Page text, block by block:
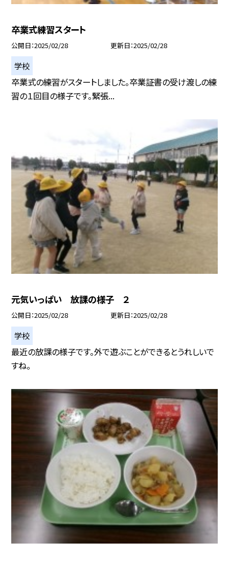
卒業式練習スタート
公開日 2025/02/28 更新日 2025/02/28
学校
卒業式の練習がスタートしました。卒業証書の受け渡しの練
習の１回目の様子です。緊張...
元気いっぱい 放課の様子 ２
公開日 2025/02/28 更新日 2025/02/28
学校
最近の放課の様子です。外で遊ぶことができるとうれしいで
すね。